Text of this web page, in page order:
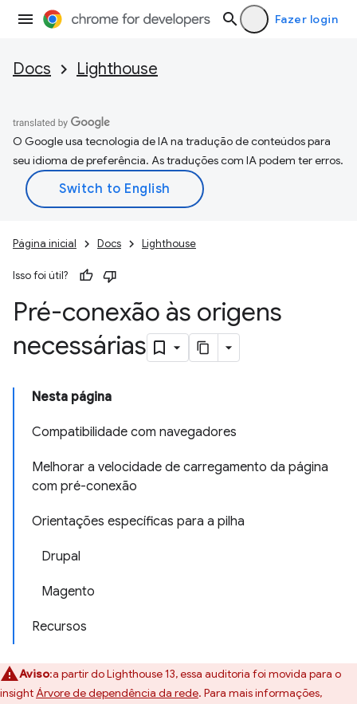
Fazer login
Docs Lighthouse
O Google usa tecnologia de IA na tradução de conteúdos para
seu idioma de preferência. As traduções com IA podem ter erros.
Página inicial Docs Lighthouse
Isso foi útil?
Pré-conexão às origens
necessárias
Nesta página
Compatibilidade com navegadores
Melhorar a velocidade de carregamento da página
com pré-conexão
Orientações específicas para a pilha
Drupal
Magento
Recursos
Aviso:a partir do Lighthouse 13, essa auditoria foi movida para o
insightÁrvore de dependência da rede. Para mais informações,